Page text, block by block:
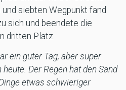
siebten Wegpunkt fand
sich und beendete die
dritten Platz.
ein guter Tag, aber super
Der Regen hat den Sand
etwas schwieriger